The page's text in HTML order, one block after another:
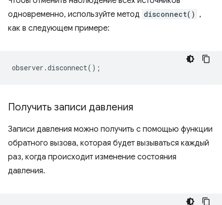
одновременно, используйте метод disconnect() ,
как в следующем примере:
observer .disconnect();
Получить записи давления
Записи давления можно получить с помощью функции
обратного вызова, которая будет вызываться каждый
раз, когда происходит изменение состояния
давления.